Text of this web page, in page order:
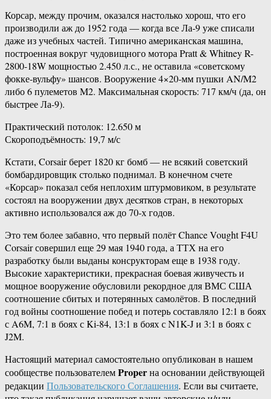
Корсар, между прочим, оказался настолько хорош, что его
производили аж до 1952 года — когда все Ла-9 уже списали
даже из учебных частей. Типично американская машина,
построенная вокруг чудовищного мотора Pratt & Whitney R-
2800-18W мощностью 2.450 л.с., не оставила «советскому
фокке-вульфу» шансов. Вооружение 4×20-мм пушки AN/M2
либо 6 пулеметов M2. Максимальная скорость: 717 км/ч (да, он
быстрее Ла-9).
Практический потолок: 12.650 м
Скороподъёмность: 19,7 м/с
Кстати, Corsair берет 1820 кг бомб — не всякий советский
бомбардировщик столько поднимал. В конечном счете
«Корсар» показал себя неплохим штурмовиком, в результате
состоял на вооружении двух десятков стран, в некоторых
активно использовался аж до 70-х годов.
Это тем более забавно, что первый полёт Chance Vought F4U
Corsair совершил еще 29 мая 1940 года, а ТТХ на его
разработку были выданы консрукторам еще в 1938 году.
Высокие характеристики, прекрасная боевая живучесть и
мощное вооружение обусловили рекордное для ВМС США
соотношение сбитых и потерянных самолётов. В последний
год войны соотношение побед и потерь составляло 12:1 в боях
с A6M, 7:1 в боях с Ki-84, 13:1 в боях с N1K-J и 3:1 в боях с
J2M.
Настоящий материал самостоятельно опубликован в нашем
сообществе пользователемProperна основании действующей
редакции Пользовательского Соглашения. Если вы считаете,